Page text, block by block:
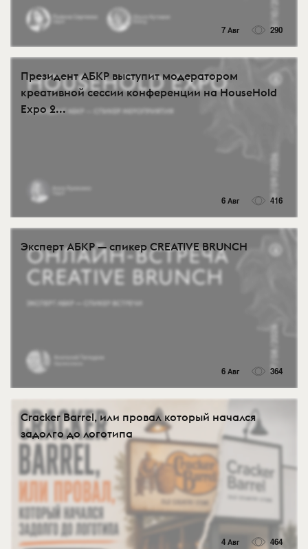
7 Авг 290
Президент АБКР выступит модератором
креативной сессии конференции на HouseHold
Expo 2...
6 Авг 416
Эксперт АБКР — спикер CREATIVE BRUNCH
6 Авг 364
Cracker Barrel, или провал который начался
задолго до логотипа
4 Авг 464